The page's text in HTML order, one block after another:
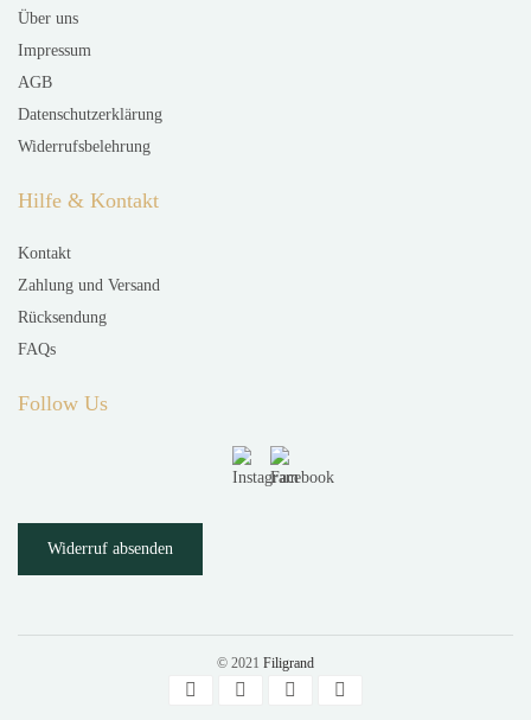
Über uns
Impressum
AGB
Datenschutzerklärung
Widerrufsbelehrung
Hilfe & Kontakt
Kontakt
Zahlung und Versand
Rücksendung
FAQs
Follow Us
Widerruf absenden
© 2021 Filigrand